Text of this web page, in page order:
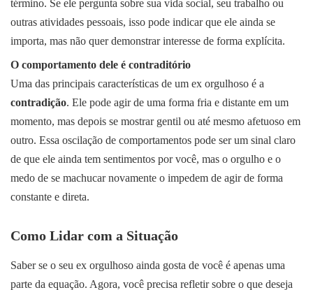
término. Se ele pergunta sobre sua vida social, seu trabalho ou
outras atividades pessoais, isso pode indicar que ele ainda se
importa, mas não quer demonstrar interesse de forma explícita.
O comportamento dele é contraditório
Uma das principais características de um ex orgulhoso é a
contradição. Ele pode agir de uma forma fria e distante em um
momento, mas depois se mostrar gentil ou até mesmo afetuoso em
outro. Essa oscilação de comportamentos pode ser um sinal claro
de que ele ainda tem sentimentos por você, mas o orgulho e o
medo de se machucar novamente o impedem de agir de forma
constante e direta.
Como Lidar com a Situação
Saber se o seu ex orgulhoso ainda gosta de você é apenas uma
parte da equação. Agora, você precisa refletir sobre o que deseja